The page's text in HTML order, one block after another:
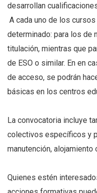
desarrollan
A cada uno de los
determinado: para los de
titulación, mientras que
de ESO o similar. En en
de acceso, se podrán
básicas en los centros
La convocatoria incluye
colectivos específicos y
manutención, alojamiento
Quienes estén